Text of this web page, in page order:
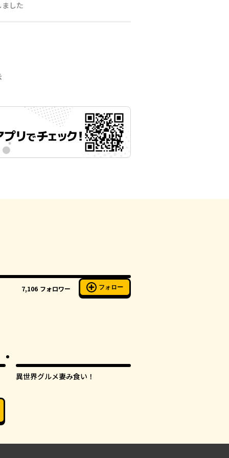
した
7,106 フォロワー フォロー
異世界グルメ妻み食い！